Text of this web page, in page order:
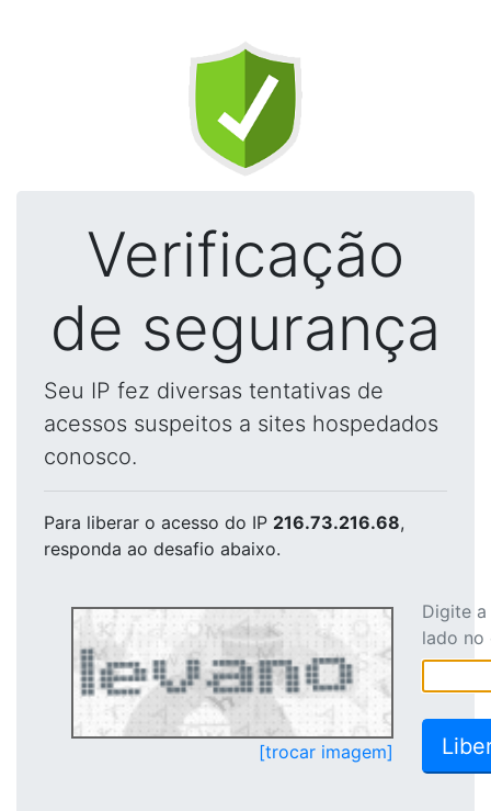
Verificação
de segurança
Seu IP fez diversas tentativas de
acessos suspeitos a sites hospedados
conosco.
Para liberar o acesso do IP 216.73.216.68,
responda ao desafio abaixo.
[trocar imagem]
Digite
lado no